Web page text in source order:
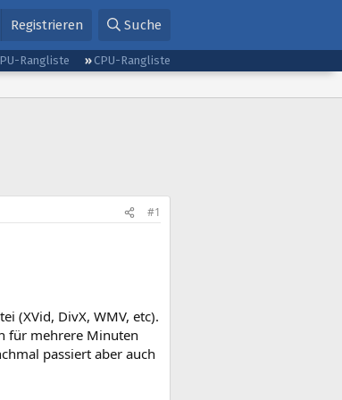
Registrieren Suche
Rangliste
CPU-Rangliste
#1
(XVid, DivX, WMV, etc).
für mehrere Minuten
passiert aber auch